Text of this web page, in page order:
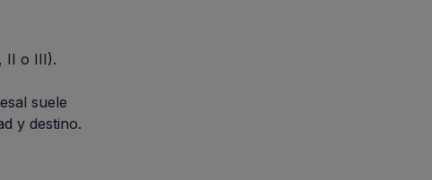
II o III).
suele
y destino.